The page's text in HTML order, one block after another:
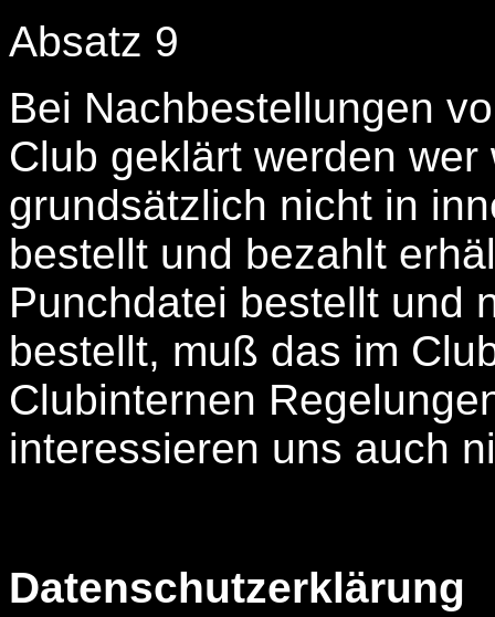
Absatz 9
Bei Nachbestellungen
Club geklärt werden
grundsätzlich nicht in
bestellt und bezahlt
Punchdatei bestellt und
bestellt, muß das im
Clubinternen
interessieren uns auch
Datenschutzerklärung